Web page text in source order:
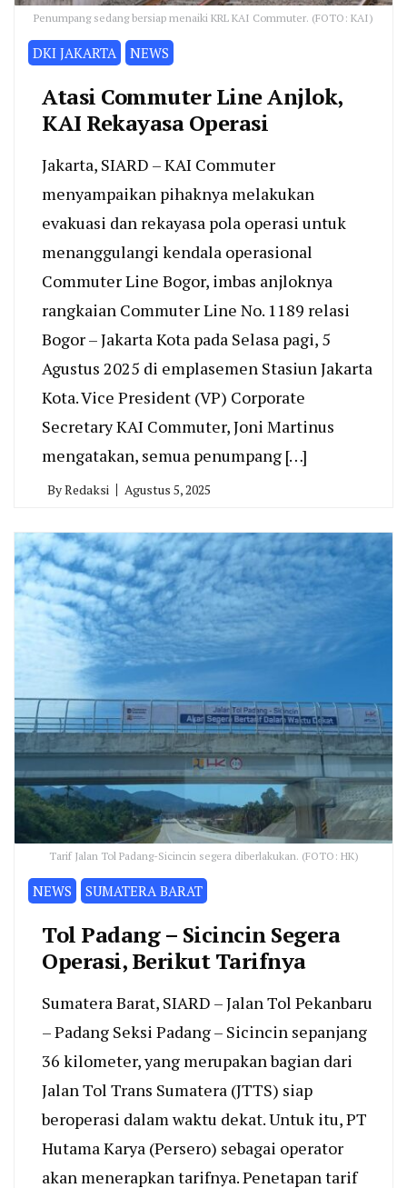
Penumpang sedang bersiap menaiki KRL KAI Commuter. (FOTO: KAI)
DKI JAKARTA NEWS
Atasi Commuter Line Anjlok,
KAI Rekayasa Operasi
Jakarta, SIARD – KAI Commuter
menyampaikan pihaknya melakukan
evakuasi dan rekayasa pola operasi untuk
menanggulangi kendala operasional
Commuter Line Bogor, imbas anjloknya
rangkaian Commuter Line No. 1189 relasi
Bogor – Jakarta Kota pada Selasa pagi, 5
Agustus 2025 di emplasemen Stasiun Jakarta
Kota. Vice President (VP) Corporate
Secretary KAI Commuter, Joni Martinus
mengatakan, semua penumpang […]
ByRedaksi Agustus 5, 2025
Tarif Jalan Tol Padang-Sicincin segera diberlakukan. (FOTO: HK)
NEWS SUMATERA BARAT
Tol Padang – Sicincin Segera
Operasi, Berikut Tarifnya
Sumatera Barat, SIARD – Jalan Tol Pekanbaru
– Padang Seksi Padang – Sicincin sepanjang
36 kilometer, yang merupakan bagian dari
Jalan Tol Trans Sumatera (JTTS) siap
beroperasi dalam waktu dekat. Untuk itu, PT
Hutama Karya (Persero) sebagai operator
akan menerapkan tarifnya. Penetapan tarif